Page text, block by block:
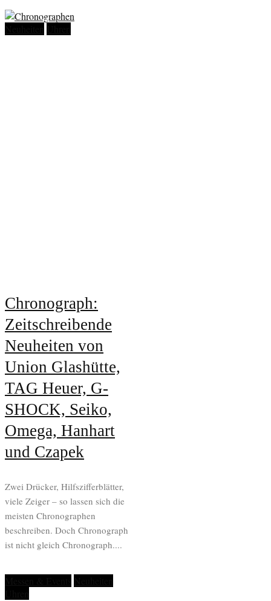
Chronograph:
Zeitschreibende
Neuheiten von
Union Glashütte,
TAG Heuer, G-
SHOCK, Seiko,
Omega, Hanhart
und Czapek
Zwei Drücker, Hilfszifferblätter,
viele Zeiger – so lassen sich die
meisten Chronographen
beschreiben. Doch Chronograph
ist nicht gleich Chronograph....